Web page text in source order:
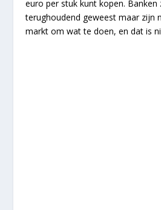
euro per stuk kunt kopen.
terughoudend geweest maar zijn
markt om wat te doen, en dat is